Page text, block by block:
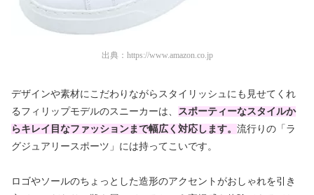
出典： https://www.amazon.co.jp
デザインや素材にこだわりながらスタイリッシュにも見せてくれ
るフィリップモデルのスニーカーは、 スポーティーなスタイルか
らキレイ目なファッションまで幅広く対応します。 流行りの「ラ
グジュアリースポーツ」には持ってこいです。
ロゴやソールのちょっとした造形のアクセントがおしゃれを引き